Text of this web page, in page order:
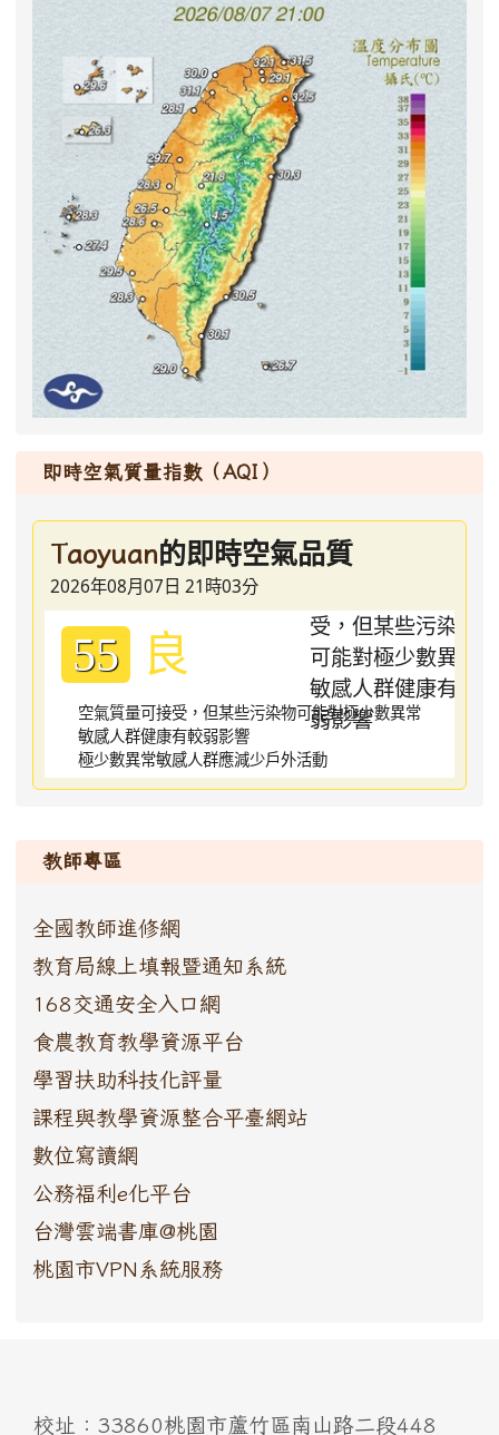
即時空氣質量指數（AQI）
Taoyuan的即時空氣品質
2026年08月07日 21時03分
55 良
空氣質量可接受，但某些污染物可能對極少數異常
敏感人群健康有較弱影響
極少數異常敏感人群應減少戶外活動
教師專區
全國教師進修網
教育局線上填報暨通知系統
168交通安全入口網
食農教育教學資源平台
學習扶助科技化評量
課程與教學資源整合平臺網站
數位寫讀網
公務福利e化平台
台灣雲端書庫@桃園
桃園市VPN系統服務
校址：33860桃園市蘆竹區南山路二段448